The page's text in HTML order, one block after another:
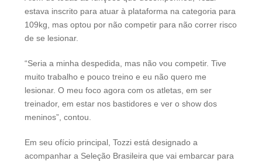
estava inscrito para atuar à plataforma na categoria para
109kg, mas optou por não competir para não correr risco
de se lesionar.
“Seria a minha despedida, mas não vou competir. Tive
muito trabalho e pouco treino e eu não quero me
lesionar. O meu foco agora com os atletas, em ser
treinador, em estar nos bastidores e ver o show dos
meninos”, contou.
Em seu ofício principal, Tozzi está designado a
acompanhar a Seleção Brasileira que vai embarcar para